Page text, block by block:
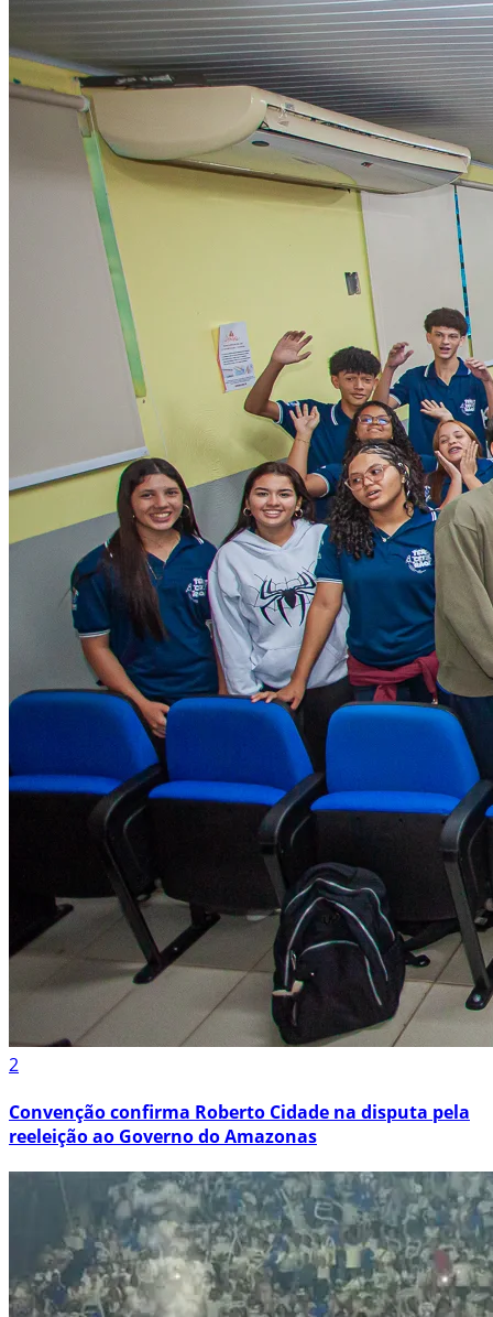
2
Convenção confirma Roberto Cidade na disputa pela
reeleição ao Governo do Amazonas